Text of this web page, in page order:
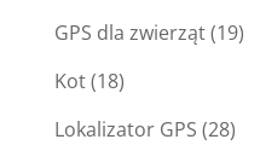
GPS dla zwierząt(19)
Kot(18)
Lokalizator GPS (28)